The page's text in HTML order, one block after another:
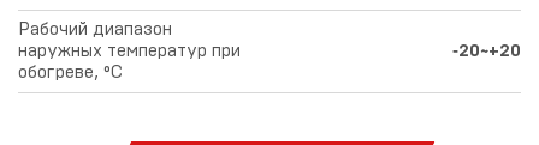
Рабочий диапазон
наружных температур при
обогреве, °С
‑20~+20